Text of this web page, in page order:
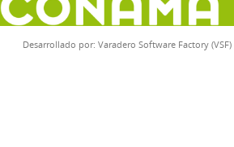
Desarrollado por: Varadero Software Factory (VSF)